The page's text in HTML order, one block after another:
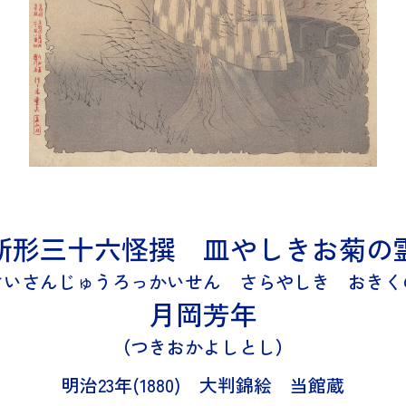
形三十六怪撰 皿やしきお菊の
いさんじゅうろっかいせん さらやしき おきく
月岡芳年
つきおかよしとし
明治23年(1880)
大判錦絵 当館蔵